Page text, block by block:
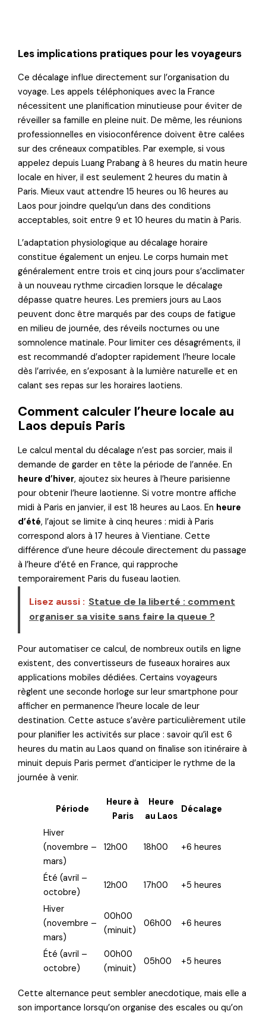
Les implications pratiques pour les voyageurs
Ce décalage influe directement sur l’organisation du
voyage. Les appels téléphoniques avec la France
nécessitent une planification minutieuse pour éviter de
réveiller sa famille en pleine nuit. De même, les réunions
professionnelles en visioconférence doivent être calées
sur des créneaux compatibles. Par exemple, si vous
appelez depuis Luang Prabang à 8 heures du matin heure
locale en hiver, il est seulement 2 heures du matin à
Paris. Mieux vaut attendre 15 heures ou 16 heures au
Laos pour joindre quelqu’un dans des conditions
acceptables, soit entre 9 et 10 heures du matin à Paris.
L’adaptation physiologique au décalage horaire
constitue également un enjeu. Le corps humain met
généralement entre trois et cinq jours pour s’acclimater
à un nouveau rythme circadien lorsque le décalage
dépasse quatre heures. Les premiers jours au Laos
peuvent donc être marqués par des coups de fatigue
en milieu de journée, des réveils nocturnes ou une
somnolence matinale. Pour limiter ces désagréments, il
est recommandé d’adopter rapidement l’heure locale
dès l’arrivée, en s’exposant à la lumière naturelle et en
calant ses repas sur les horaires laotiens.
Comment calculer l’heure locale au
Laos depuis Paris
Le calcul mental du décalage n’est pas sorcier, mais il
demande de garder en tête la période de l’année. En
heure d’hiver, ajoutez six heures à l’heure parisienne
pour obtenir l’heure laotienne. Si votre montre affiche
midi à Paris en janvier, il est 18 heures au Laos. En heure
d’été, l’ajout se limite à cinq heures : midi à Paris
correspond alors à 17 heures à Vientiane. Cette
différence d’une heure découle directement du passage
à l’heure d’été en France, qui rapproche
temporairement Paris du fuseau laotien.
Lisez aussi : Statue de la liberté : comment
organiser sa visite sans faire la queue ?
Pour automatiser ce calcul, de nombreux outils en ligne
existent, des convertisseurs de fuseaux horaires aux
applications mobiles dédiées. Certains voyageurs
règlent une seconde horloge sur leur smartphone pour
afficher en permanence l’heure locale de leur
destination. Cette astuce s’avère particulièrement utile
pour planifier les activités sur place : savoir qu’il est 6
heures du matin au Laos quand on finalise son itinéraire à
minuit depuis Paris permet d’anticiper le rythme de la
journée à venir.
Période
Heure à
Paris
Heure
au Laos
Décalage
Hiver
(novembre –
mars)
12h00 18h00 +6 heures
Été (avril –
octobre)
12h00 17h00 +5 heures
Hiver
(novembre –
mars)
00h00
(minuit)
06h00 +6 heures
Été (avril –
octobre)
00h00
(minuit)
05h00 +5 heures
Cette alternance peut sembler anecdotique, mais elle a
son importance lorsqu’on organise des escales ou qu’on